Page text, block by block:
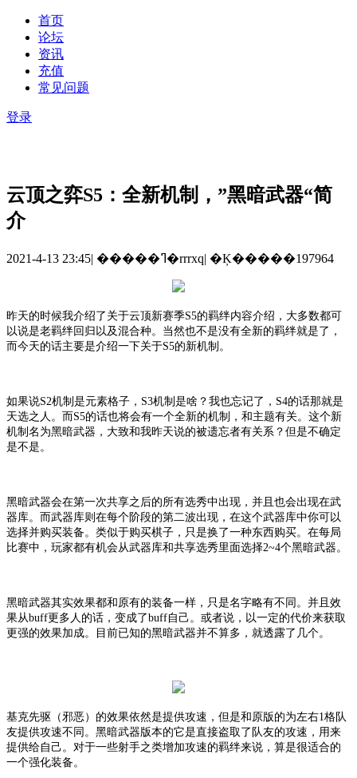
首页
论坛
资讯
充值
常见问题
登录
云顶之弈S5：全新机制，”黑暗武器“简
介
2021-4-13 23:45| �����ߣ�rrrxq| �Ķ�����197964
昨天的时候我介绍了关于云顶新赛季S5的羁绊内容介绍，大多数都可
以说是老羁绊回归以及混合种。当然也不是没有全新的羁绊就是了，
而今天的话主要是介绍一下关于S5的新机制。
如果说S2机制是元素格子，S3机制是啥？我也忘记了，S4的话那就是
天选之人。而S5的话也将会有一个全新的机制，和主题有关。这个新
机制名为黑暗武器，大致和我昨天说的被遗忘者有关系？但是不确定
是不是。
黑暗武器会在第一次共享之后的所有选秀中出现，并且也会出现在武
器库。而武器库则在每个阶段的第二波出现，在这个武器库中你可以
选择并购买装备。类似于购买棋子，只是换了一种东西购买。在每局
比赛中，玩家都有机会从武器库和共享选秀里面选择2~4个黑暗武器。
黑暗武器其实效果都和原有的装备一样，只是名字略有不同。并且效
果从buff更多人的话，变成了buff自己。或者说，以一定的代价来获取
更强的效果加成。目前已知的黑暗武器并不算多，就透露了几个。
基克先驱（邪恶）的效果依然是提供攻速，但是和原版的为左右1格队
友提供攻速不同。黑暗武器版本的它是直接盗取了队友的攻速，用来
提供给自己。对于一些射手之类增加攻速的羁绊来说，算是很适合的
一个强化装备。